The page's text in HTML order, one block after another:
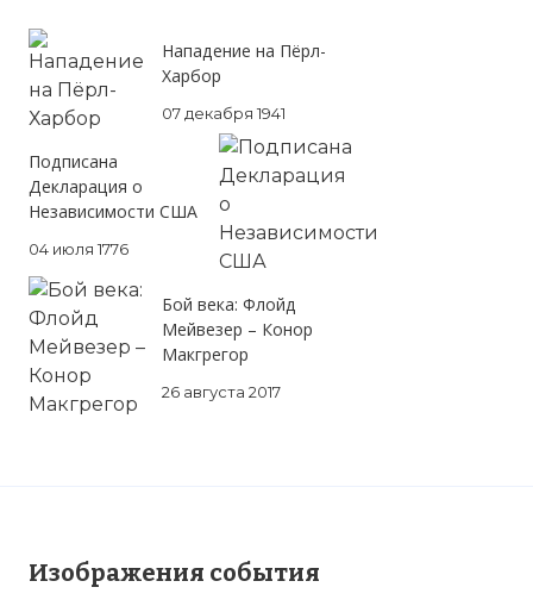
Нападение на Пёрл-
Харбор
07 декабря 1941
Подписана
Декларация о
Независимости США
04 июля 1776
Бой века: Флойд
Мейвезер – Конор
Макгрегор
26 августа 2017
Изображения события